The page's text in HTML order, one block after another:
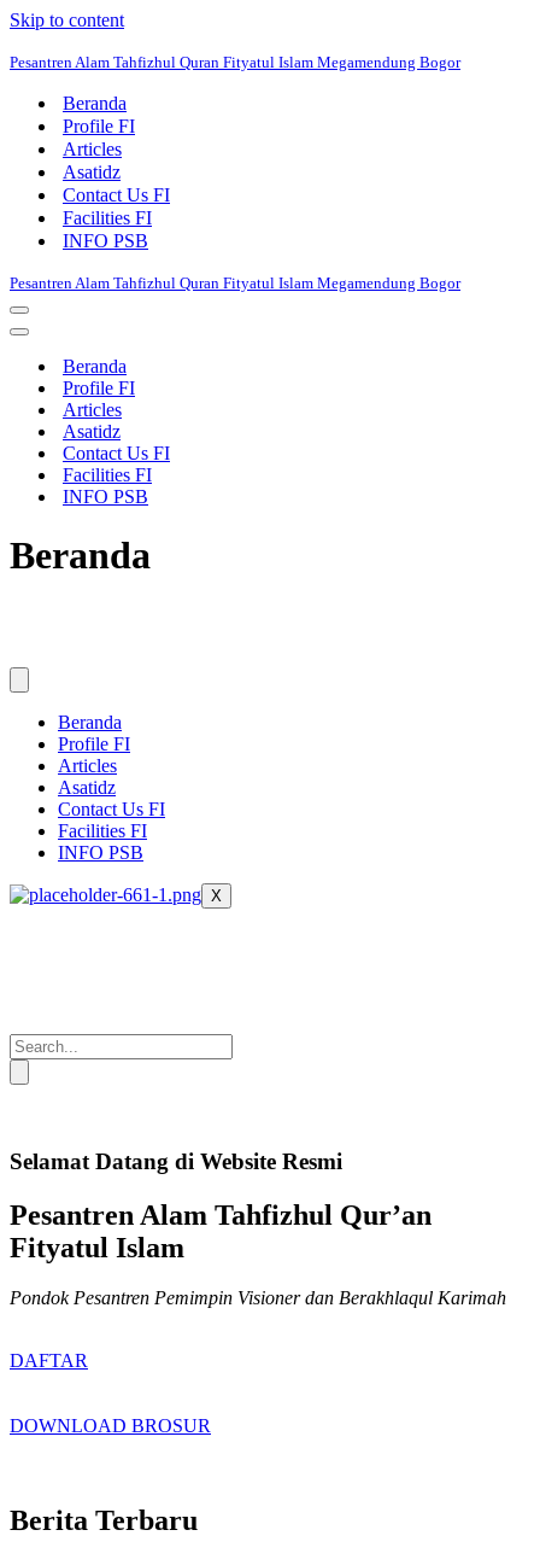
Skip to content
Pesantren Alam Tahfizhul Quran Fityatul Islam Megamendung Bogor
Beranda
Profile FI
Articles
Asatidz
Contact Us FI
Facilities FI
INFO PSB
Pesantren Alam Tahfizhul Quran Fityatul Islam Megamendung Bogor
Navigation
Menu
Navigation
Beranda
Profile FI
Articles
Asatidz
Contact Us FI
Facilities FI
INFO PSB
Beranda
Beranda
Profile FI
Articles
Asatidz
Contact Us FI
Facilities FI
INFO PSB
X
Selamat Datang di Website Resmi
Pesantren Alam Tahfizhul Qur’an
Fityatul Islam
Pondok Pesantren Pemimpin Visioner dan Berakhlaqul Karimah
DAFTAR
DOWNLOAD BROSUR
Berita Terbaru